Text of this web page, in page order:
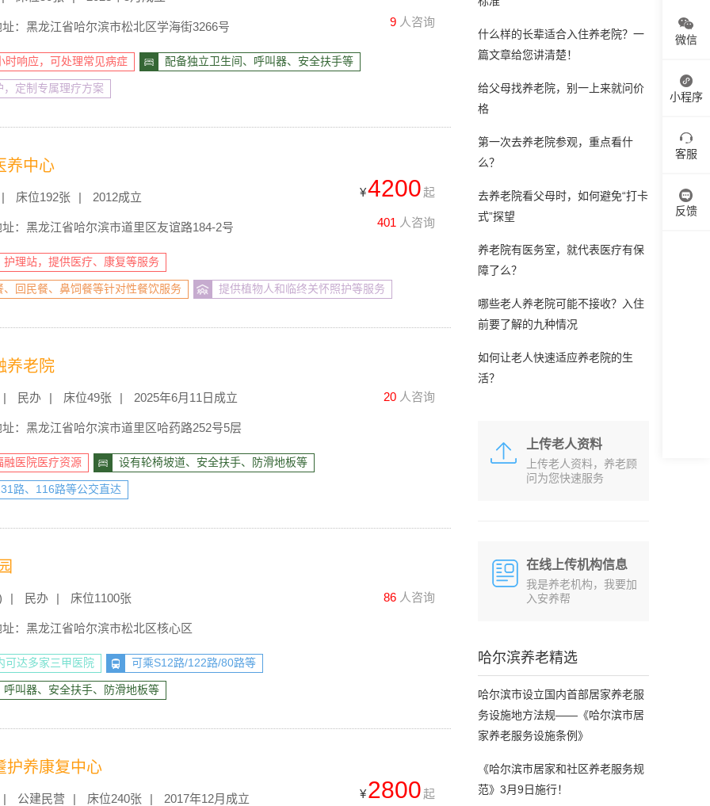
址：黑龙江省哈尔滨市松北区学海街3266号
时响应，可处理常见病症 配备独立卫生间、呼叫器、安全扶手等
，定制专属理疗方案
9 人咨询
养中心
床位192张 2012成立
址：黑龙江省哈尔滨市道里区友谊路184-2号
护理站，提供医疗、康复等服务
、回民餐、鼻饲餐等针对性餐饮服务 提供植物人和临终关怀照护等服务
¥4200起
401 人咨询
养老院
民办 床位49张 2025年6月11日成立
址：黑龙江省哈尔滨市道里区哈药路252号5层
融医院医疗资源 设有轮椅坡道、安全扶手、防滑地板等
路、116路等公交直达
20 人咨询
民办 床位1100张
址：黑龙江省哈尔滨市松北区核心区
可达多家三甲医院 可乘S12路/122路/80路等
呼叫器、安全扶手、防滑地板等
86 人咨询
护养康复中心
公建民营 床位240张 2017年12月成立 ¥2800起
什么样的长辈适合入住养老院？一
篇文章给您讲清楚！
给父母找养老院，别一上来就问价
格
第一次去养老院参观，重点看什
么？
去养老院看父母时，如何避免“打卡
式”探望
养老院有医务室，就代表医疗有保
障了么？
哪些老人养老院可能不接收？入住
前要了解的九种情况
如何让老人快速适应养老院的生
活？
上传老人资料
上传老人资料，养老顾
问为您快速服务
在线上传机构信息
我是养老机构，我要加
入安养帮
哈尔滨养老精选
哈尔滨市设立国内首部居家养老服
务设施地方法规——《哈尔滨市居
家养老服务设施条例》
《哈尔滨市居家和社区养老服务规
范》3月9日施行！
微信
小程序
客服
反馈